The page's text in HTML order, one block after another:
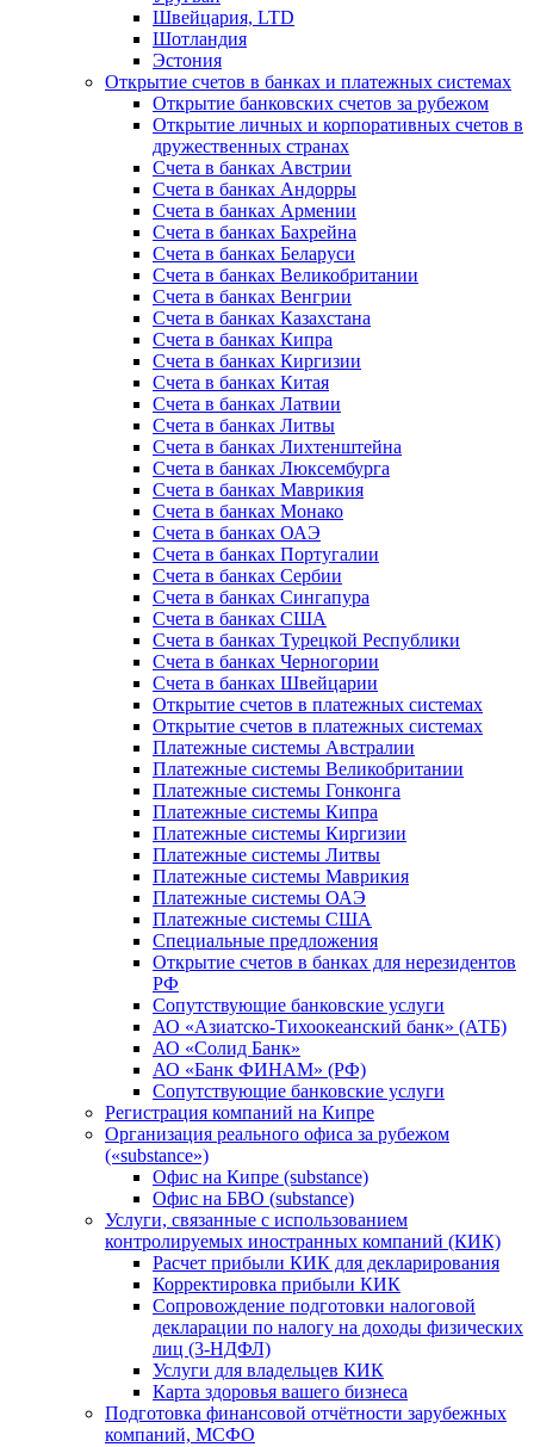
Швейцария, LTD
Шотландия
Эстония
Открытие счетов в банках и платежных системах
Открытие банковских счетов за рубежом
Открытие личных и корпоративных счетов в
дружественных странах
Счета в банках Австрии
Счета в банках Андорры
Счета в банках Армении
Счета в банках Бахрейна
Счета в банках Беларуси
Счета в банках Великобритании
Счета в банках Венгрии
Счета в банках Казахстана
Счета в банках Кипра
Счета в банках Киргизии
Счета в банках Китая
Счета в банках Латвии
Счета в банках Литвы
Счета в банках Лихтенштейна
Счета в банках Люксембурга
Счета в банках Маврикия
Счета в банках Монако
Счета в банках ОАЭ
Счета в банках Португалии
Счета в банках Сербии
Счета в банках Сингапура
Счета в банках США
Счета в банках Турецкой Республики
Счета в банках Черногории
Счета в банках Швейцарии
Открытие счетов в платежных системах
Открытие счетов в платежных системах
Платежные системы Австралии
Платежные системы Великобритании
Платежные системы Гонконга
Платежные системы Кипра
Платежные системы Киргизии
Платежные системы Литвы
Платежные системы Маврикия
Платежные системы ОАЭ
Платежные системы США
Специальные предложения
Открытие счетов в банках для нерезидентов
РФ
Сопутствующие банковские услуги
АО «Азиатско-Тихоокеанский банк» (АТБ)
АО «Солид Банк»
АО «Банк ФИНАМ» (РФ)
Сопутствующие банковские услуги
Регистрация компаний на Кипре
Организация реального офиса за рубежом
(«substance»)
Офис на Кипре (substance)
Офис на БВО (substance)
Услуги, связанные с использованием
контролируемых иностранных компаний (КИК)
Расчет прибыли КИК для декларирования
Корректировка прибыли КИК
Сопровождение подготовки налоговой
декларации по налогу на доходы физических
лиц (3-НДФЛ)
Услуги для владельцев КИК
Карта здоровья вашего бизнеса
Подготовка финансовой отчётности зарубежных
компаний, МСФО